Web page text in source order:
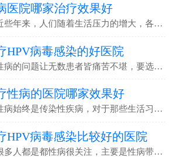
医院哪家治疗效果好
些年来，人们随着生活压力的增大，各…
HPV病毒感染的好医院
病的问题让无数患者皆痛苦不堪，要选…
性病的医院哪家效果好
病始终是传染性疾病，对于那些生活习…
HPV病毒感染比较好的医院
多人都是都性病很关注，主要是性病带…